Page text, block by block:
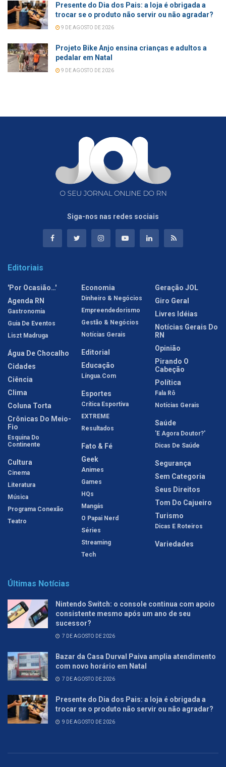
Presente do Dia dos Pais: a loja é obrigada a
trocar se o produto não servir ou não agradar?
9 DE AGOSTO DE 2026
Projeto Bike Anjo ensina crianças e adultos a
pedalar em Natal
9 DE AGOSTO DE 2026
Siga-nos nas redes sociais
Editoriais
'Por Ocasião…'
Agenda RN
Gastronomia
Guia De Eventos
Liszt Madruga
Água De Chocalho
Cidades
Ciência
Clima
Coluna Torta
Crônicas Do Meio-
Fio
Esquina Do
Continente
Cultura
Cinema
Literatura
Música
Programa Conexão
Teatro
Economia
Dinheiro & Negócios
Empreendedorismo
Gestão & Negócios
Notícias Gerais
Editorial
Educação
Língua.com
Esportes
Crítica Esportiva
EXTREME
Resultados
Fato & Fé
Geek
Animes
Games
HQs
Mangás
O Papai Nerd
Séries
Streaming
Tech
Geração JOL
Giro Geral
Livres Idéias
Notícias Gerais Do
RN
Opinião
Pirando O
Cabeção
Política
Fala Rô
Notícias Gerais
Saúde
'E Agora Doutor?'
Dicas De Saúde
Segurança
Sem Categoria
Seus Direitos
Tom Do Cajueiro
Turismo
Dicas E Roteiros
Variedades
Últimas Notícias
Nintendo Switch: o console continua com apoio
consistente mesmo após um ano de seu
sucessor?
7 DE AGOSTO DE 2026
Bazar da Casa Durval Paiva amplia atendimento
com novo horário em Natal
7 DE AGOSTO DE 2026
Presente do Dia dos Pais: a loja é obrigada a
trocar se o produto não servir ou não agradar?
9 DE AGOSTO DE 2026